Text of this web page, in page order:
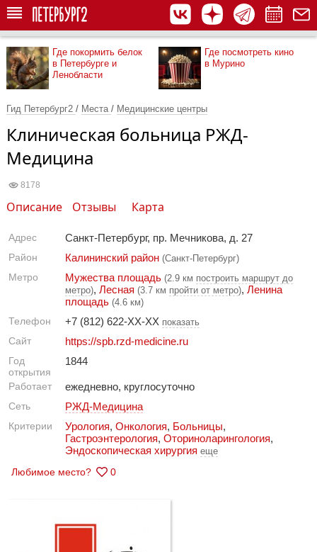
Где покормить белок
в Петербурге и
Ленобласти
Где посмотреть кино
в Мурино
Гид Петербург2 / Места / Медицинские центры
Клиническая больница РЖД-
Медицина
8178
Описание Отзывы Карта
Адрес Санкт-Петербург, пр. Мечникова, д. 27
Район Калининский район (Санкт-Петербург)
Метро Мужества площадь (2.9 км построить маршрут до
метро), Лесная (3.7 км пройти от метро), Ленина
площадь (4.6 км)
Телефон +7 (812) 622-XX-XX показать
Сайт https://spb.rzd-medicine.ru
Год
открытия
1844
Работает ежедневно, круглосуточно
Сеть РЖД-Медицина
Критерии Урология, Онкология, Больницы,
Гастроэнтерология, Оториноларингология,
Эндоскопическая хирургия еще
Любимое место? 0